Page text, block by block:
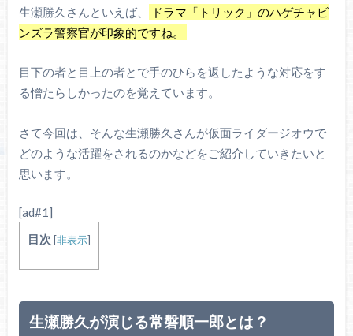
生瀬勝久さんといえば、
ドラマ「トリック」のハゲチャビ
ンズラ警察官が印象的ですね。
目下の者と目上の者とで手のひらを返したような対応をす
る憎たらしかったのを覚えています。
さて今回は、そんな生瀬勝久さんが仮面ライダージオウで
どのような活躍をされるのかなどをご紹介していきたいと
思います。
[ad#1]
目次 [非表示]
生瀬勝久が演じる常磐順一郎とは？